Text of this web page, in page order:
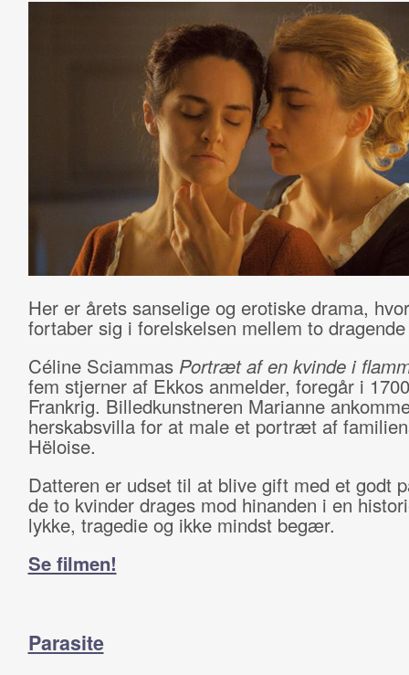
Her er årets sanselige og erotiske drama,
fortaber sig i forelskelsen mellem to
Céline Sciammas Portræt af en kvinde i
fem stjerner af Ekkos anmelder, foregår i
Frankrig. Billedkunstneren Marianne
herskabsvilla for at male et portræt af
Hëloise.
Datteren er udset til at blive gift med et godt
de to kvinder drages mod hinanden i en
lykke, tragedie og ikke mindst begær.
Se filmen!
Parasite